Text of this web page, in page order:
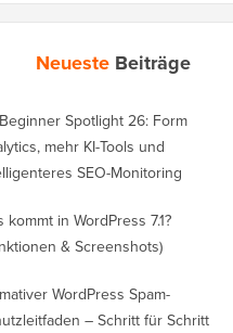
Neueste Beiträge
Spotlight 26: Form
mehr KI-Tools und
SEO-Monitoring
kommt in WordPress 7.1?
& Screenshots)
WordPress Spam-
– Schritt für Schritt